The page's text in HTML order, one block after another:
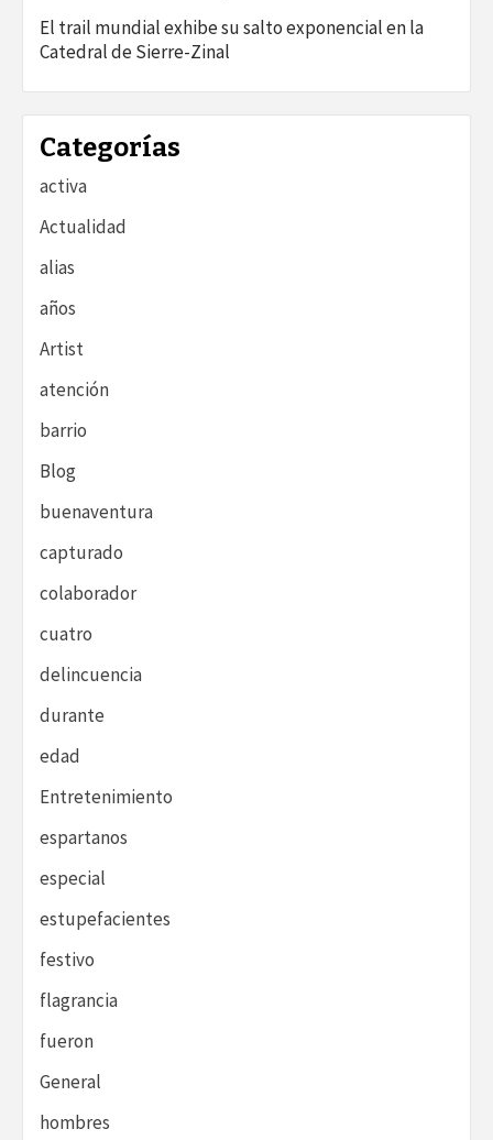
El trail mundial exhibe su salto exponencial en la
Catedral de Sierre-Zinal
Categorías
activa
Actualidad
alias
años
Artist
atención
barrio
Blog
buenaventura
capturado
colaborador
cuatro
delincuencia
durante
edad
Entretenimiento
espartanos
especial
estupefacientes
festivo
flagrancia
fueron
General
hombres